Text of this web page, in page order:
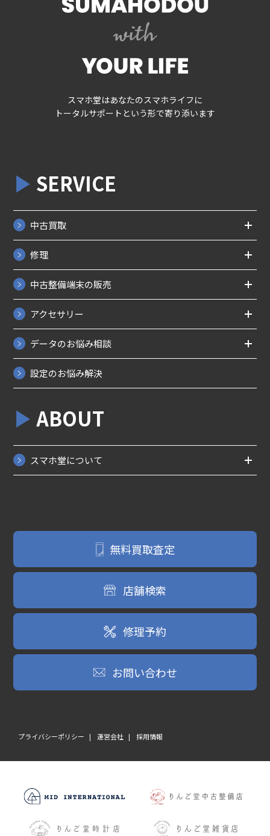
スマホ堂はあなたのスマホライフに
トータルサポートという形で寄り添います
ABOUT
スマホ堂について
SERVICE
中古買取
修理
中古整備端末の販売
アクセサリー
データのお悩み相談
設定のお悩み解決
無料買取査定
店舗検索
修理予約
お問い合わせ
プライバシーポリシー 運営会社 採用情報